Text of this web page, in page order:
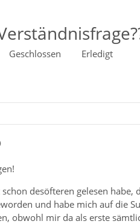
Geschlossen Erledigt
desöfteren gelesen
und habe mich auf die
obwohl mir da als erste